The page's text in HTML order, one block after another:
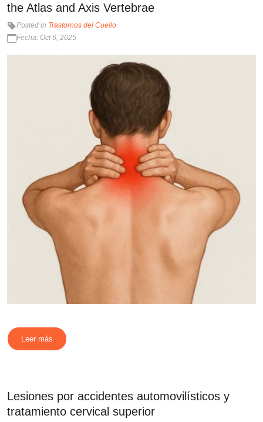
the Atlas and Axis Vertebrae
Posted in Trastornos del Cuello
Fecha: Oct 6, 2025
Leer más
Lesiones por accidentes automovilísticos y
tratamiento cervical superior